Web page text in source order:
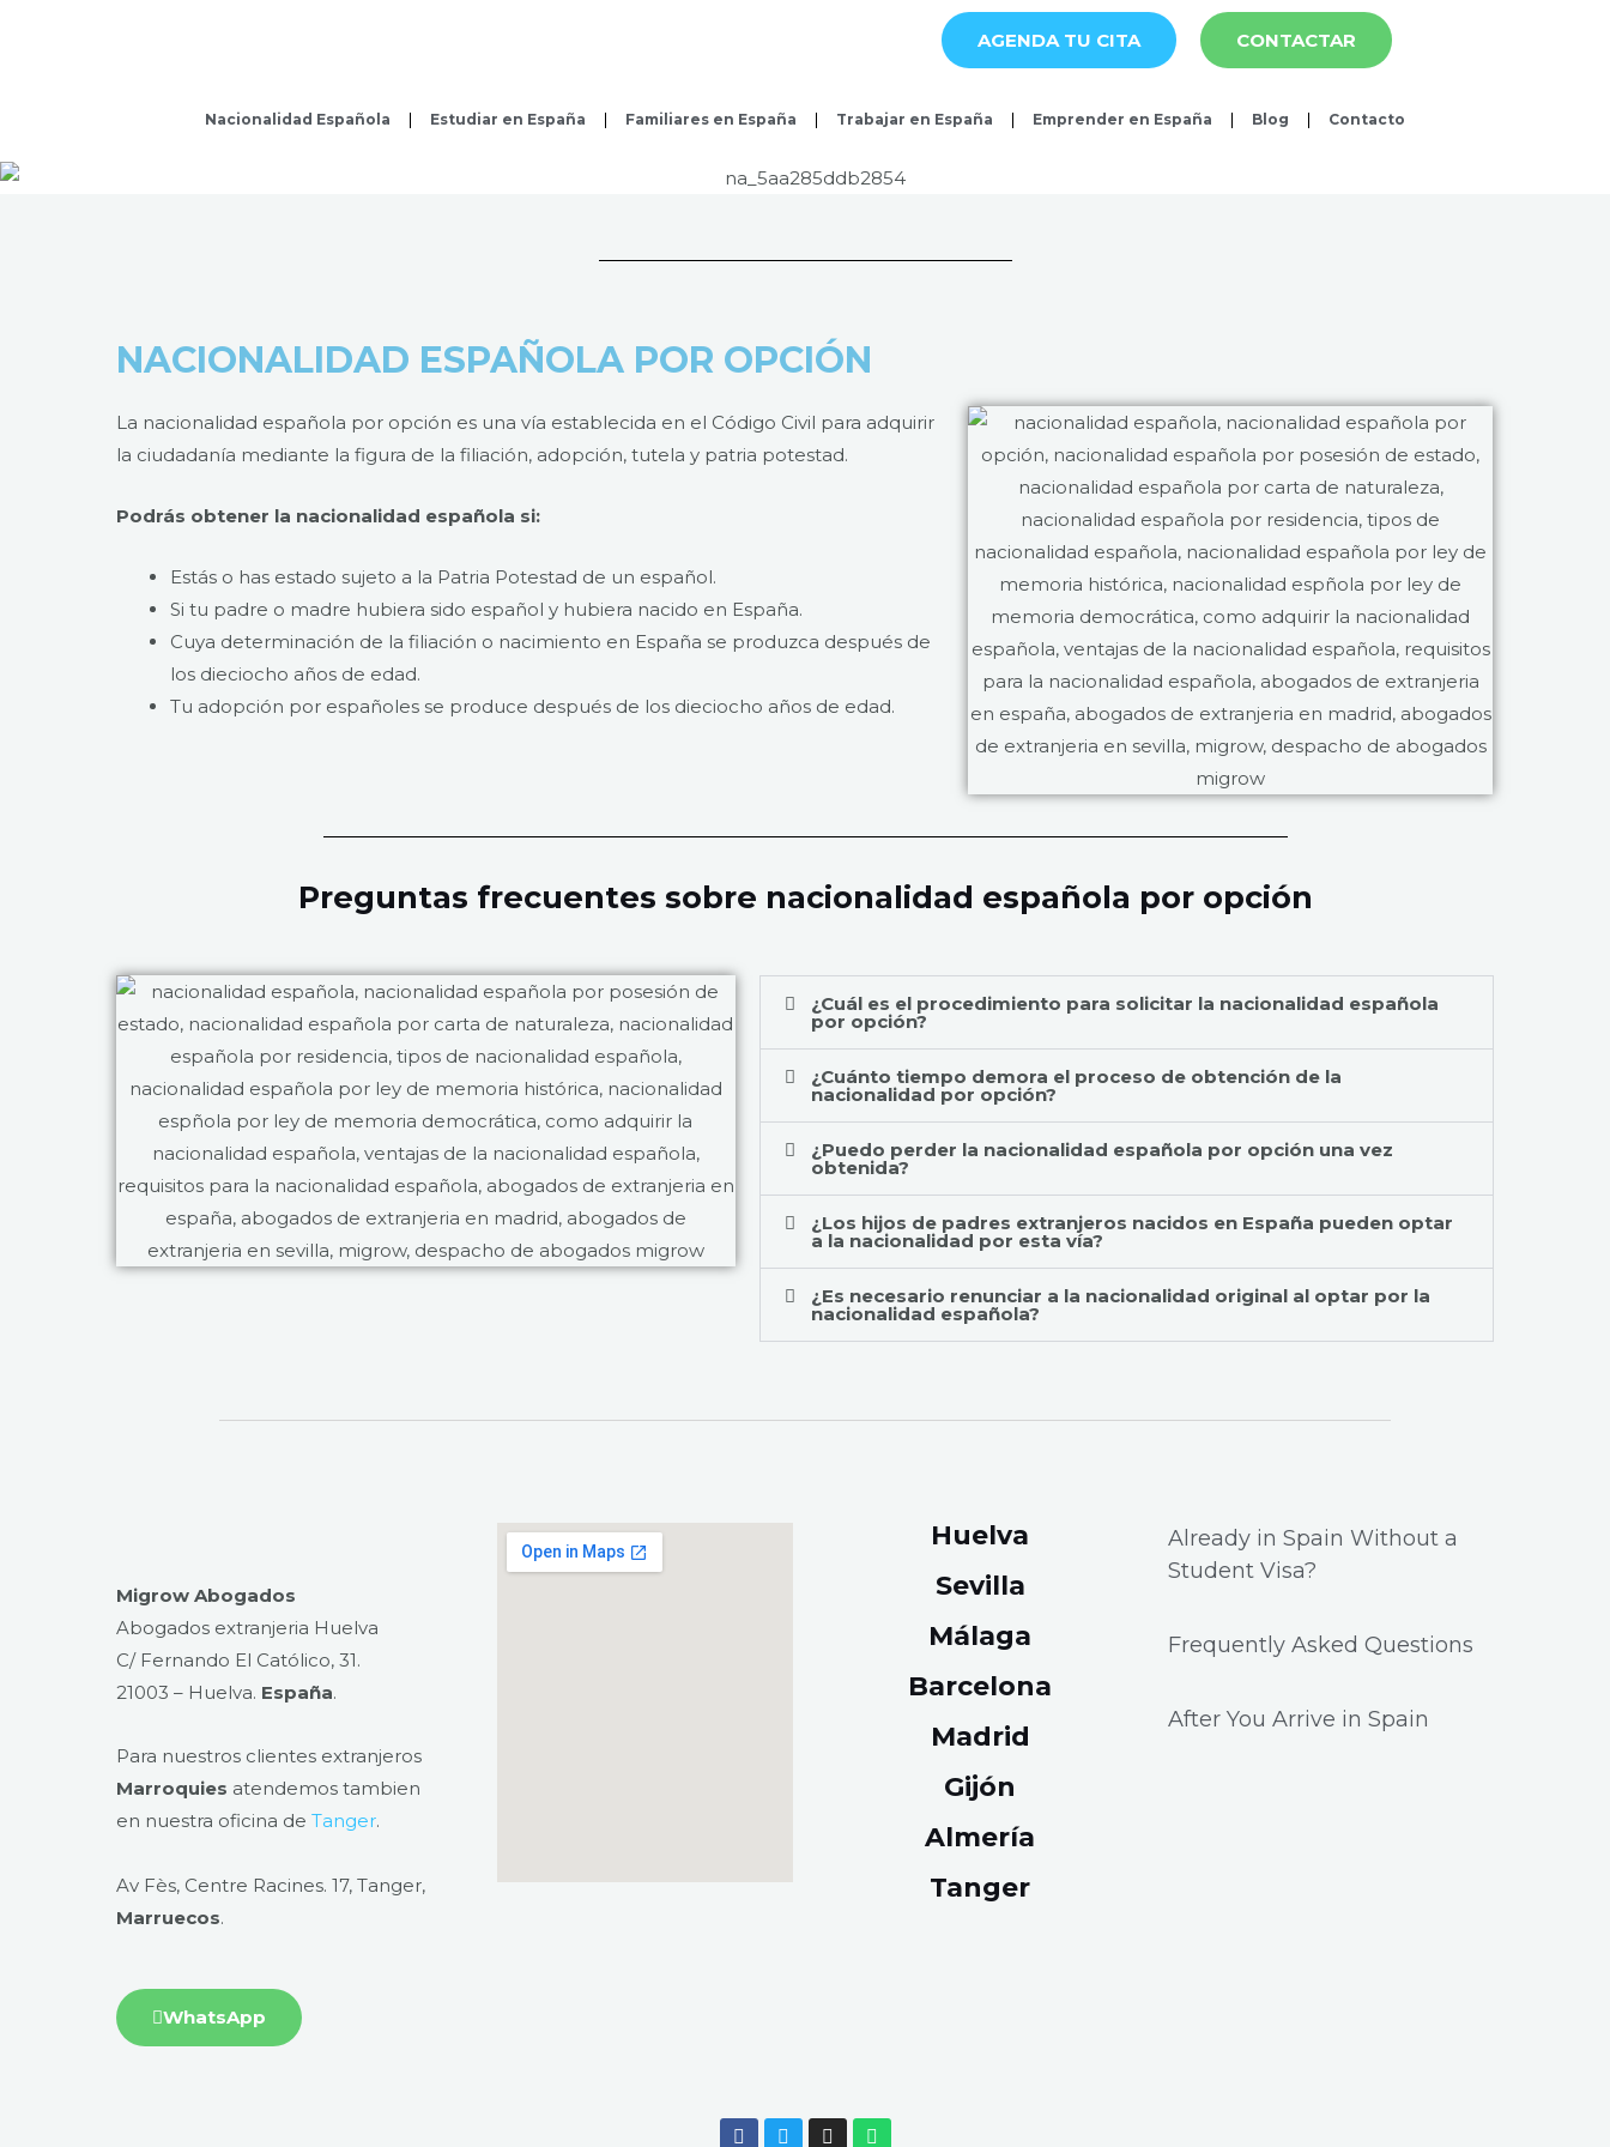
AGENDA TU CITA CONTACTAR
Nacionalidad Española Estudiar en España Familiares en España Trabajar en España Emprender en España Blog Contacto
NACIONALIDAD ESPAÑOLA POR OPCIÓN
La nacionalidad española por opción es una vía establecida en el Código Civil para adquirir
la ciudadanía mediante la figura de la filiación, adopción, tutela y patria potestad.
Podrás obtener la nacionalidad española si:
Estás o has estado sujeto a la Patria Potestad de un español.
Si tu padre o madre hubiera sido español y hubiera nacido en España.
Cuya determinación de la filiación o nacimiento en España se produzca después de
los dieciocho años de edad.
Tu adopción por españoles se produce después de los dieciocho años de edad.
Preguntas frecuentes sobre nacionalidad española por opción
¿Cuál es el procedimiento para solicitar la nacionalidad española
por opción?
¿Cuánto tiempo demora el proceso de obtención de la
nacionalidad por opción?
¿Puedo perder la nacionalidad española por opción una vez
obtenida?
¿Los hijos de padres extranjeros nacidos en España pueden optar
a la nacionalidad por esta vía?
¿Es necesario renunciar a la nacionalidad original al optar por la
nacionalidad española?
Migrow Abogados
Abogados extranjeria Huelva
C/ Fernando El Católico, 31.
21003 – Huelva​. España.
Para nuestros clientes extranjeros
Marroquies atendemos tambien
en nuestra oficina de Tanger.
Av Fès, Centre Racines. 17, Tanger,
Marruecos.
WhatsApp
Huelva
Sevilla
Málaga
Barcelona
Madrid
Gijón
Almería
Tanger
Already in Spain Without a
Student Visa?
Frequently Asked Questions
After You Arrive in Spain
F
T
I
W